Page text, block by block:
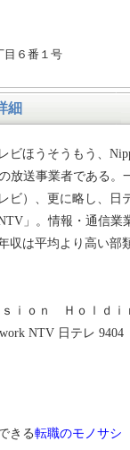
目６番１号
細
ビほうそうもう、
放送事業者である。
ビ）、更に略し、日
」。情報・通信業
収は平均より高い部
ｉｏｎ Ｈｏｌｄｉ
NTV 日テレ 9404
きる転職のモノサシ